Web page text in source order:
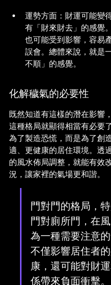
運勢方面：財運可能變
有「財來財去」的感覺
也可能受到影響，容易
誤會。總體來說，就是
不順」的感覺。
化解穢氣的必要性
既然知道有這樣的潛在影響
這種格局就顯得相當有必要
為了製造恐慌，而是為了創
適、更健康的居住環境。透
的風水佈局調整，就能有效
況，讓家裡的氣場更和諧。
門對門的格局，
門對廁所門，在
為一種需要注意
不僅影響居住者
康，還可能對財
係帶來負面衝擊